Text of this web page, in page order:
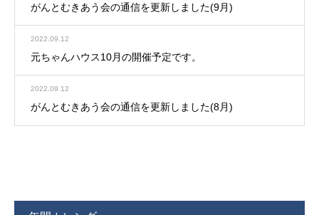
がんとむきあう会の通信を更新しました(9月)
2022.09.12
元ちゃんハウス10月の開催予定です。
2022.09.12
がんとむきあう会の通信を更新しました(8月)